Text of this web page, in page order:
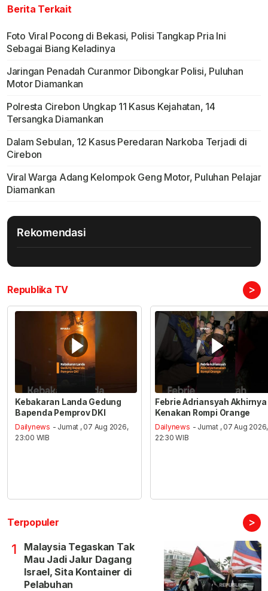
Berita Terkait
Foto Viral Pocong di Bekasi, Polisi Tangkap Pria Ini
Sebagai Biang Keladinya
Jaringan Penadah Curanmor Dibongkar Polisi, Puluhan
Motor Diamankan
Polresta Cirebon Ungkap 11 Kasus Kejahatan, 14
Tersangka Diamankan
Dalam Sebulan, 12 Kasus Peredaran Narkoba Terjadi di
Cirebon
Viral Warga Adang Kelompok Geng Motor, Puluhan Pelajar
Diamankan
Rekomendasi
Republika TV >
Kebakaran Landa Gedung
Bapenda Pemprov DKI
Dailynews - Jumat , 07 Aug 2026,
23:00 WIB
Febrie Adriansyah Akhirnya
Kenakan Rompi Orange
Dailynews - Jumat , 07 Aug 2026,
22:30 WIB
Terpopuler >
1
Malaysia Tegaskan Tak
Mau Jadi Jalur Dagang
Israel, Sita Kontainer di
Pelabuhan